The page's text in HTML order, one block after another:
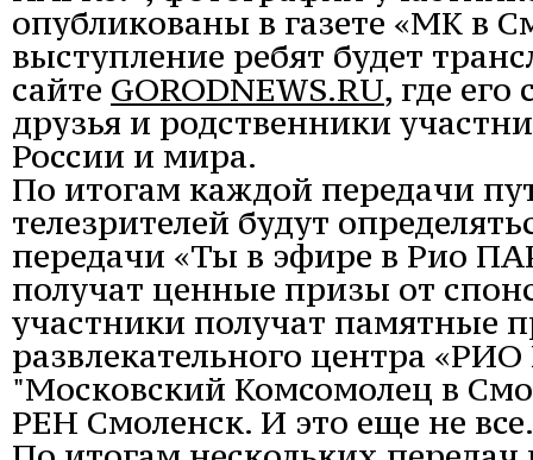
опубликованы в газете «МК в
выступление ребят будет
сайте GORODNEWS.RU, где его
друзья и родственники
России и мира.
По итогам каждой передачи
телезрителей будут
передачи «Ты в эфире в Рио
получат ценные призы от
участники получат памятные
развлекательного центра
"Московский Комсомолец в
РЕН Смоленск. И это еще не все.